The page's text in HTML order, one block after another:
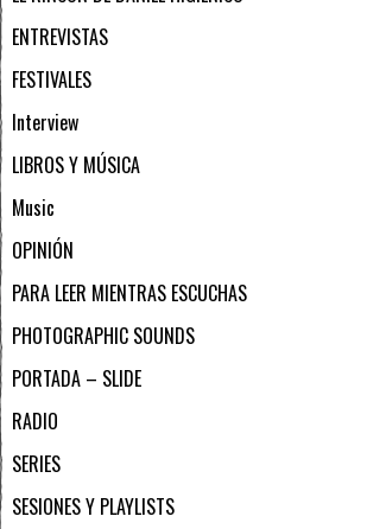
ENTREVISTAS
FESTIVALES
Interview
LIBROS Y MÚSICA
Music
OPINIÓN
PARA LEER MIENTRAS ESCUCHAS
PHOTOGRAPHIC SOUNDS
PORTADA – SLIDE
RADIO
SERIES
SESIONES Y PLAYLISTS